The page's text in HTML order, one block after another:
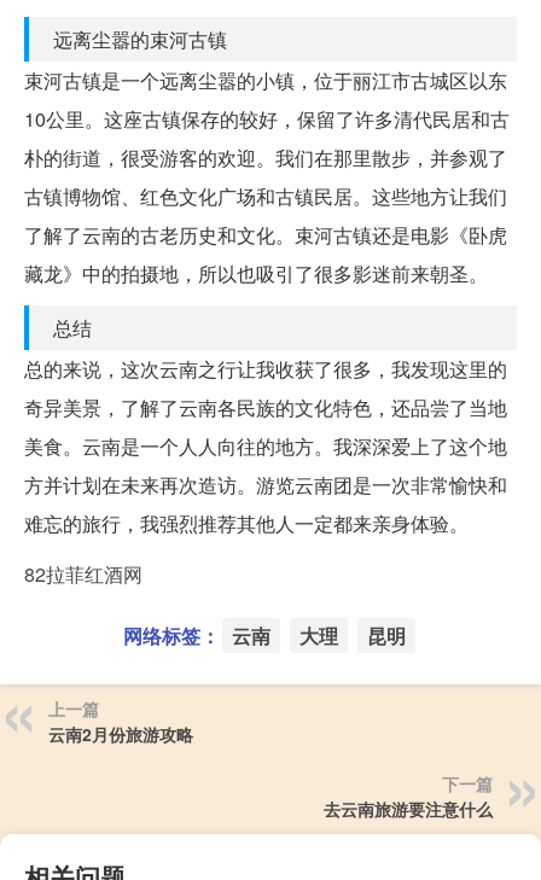
远离尘嚣的束河古镇
束河古镇是一个远离尘嚣的小镇，位于丽江市古城区以东
10公里。这座古镇保存的较好，保留了许多清代民居和古
朴的街道，很受游客的欢迎。我们在那里散步，并参观了
古镇博物馆、红色文化广场和古镇民居。这些地方让我们
了解了云南的古老历史和文化。束河古镇还是电影《卧虎
藏龙》中的拍摄地，所以也吸引了很多影迷前来朝圣。
总结
总的来说，这次云南之行让我收获了很多，我发现这里的
奇异美景，了解了云南各民族的文化特色，还品尝了当地
美食。云南是一个人人向往的地方。我深深爱上了这个地
方并计划在未来再次造访。游览云南团是一次非常愉快和
难忘的旅行，我强烈推荐其他人一定都来亲身体验。
82拉菲红酒网
网络标签： 云南 大理 昆明
上一篇
云南2月份旅游攻略
下一篇
去云南旅游要注意什么